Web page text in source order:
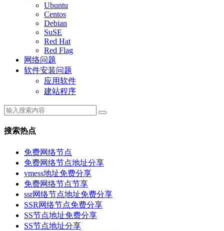
Ubuntu
Centos
Debian
SuSE
Red Hat
Red Flag
网络问题
软件安装问题
应用软件
建站程序
搜索热点
免费网络节点
免费网络节点地址分享
vmess地址免费分享
免费网络节点节享
ssr网络节点地址免费分享
SSR网络节点免费分享
SS节点地址免费分享
SS节点地址分享